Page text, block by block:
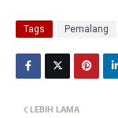
Tags Pemalang
LEBIH LAMA